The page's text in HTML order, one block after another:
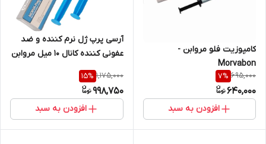
کامپوزیت فلو مروابن -
Morvabon
695,000
7%
640,000
افزودن به سبد
آرسی پرپ ژل نرم کننده و ضد
عفونی کننده کانال ۱۰ میل مروابن
1,175,000
15%
998,750
افزودن به سبد